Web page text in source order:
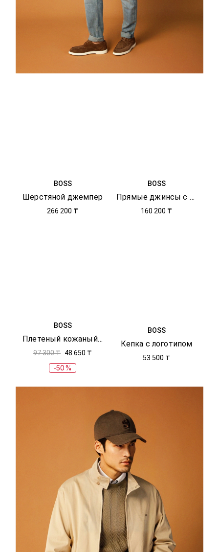
BOSS
Шерстяной джемпер
266 200 ₸
BOSS
Прямые джинсы с логотипом
160 200 ₸
BOSS
Плетеный кожаный ремень
97 300 ₸ 48 650 ₸
-50%
BOSS
Кепка с логотипом
53 500 ₸